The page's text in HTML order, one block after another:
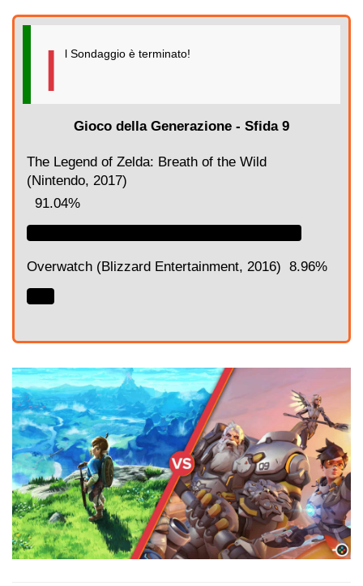
I l Sondaggio è terminato!
Gioco della Generazione - Sfida 9
The Legend of Zelda: Breath of the Wild
(Nintendo, 2017)
91.04%
Overwatch (Blizzard Entertainment, 2016) 8.96%